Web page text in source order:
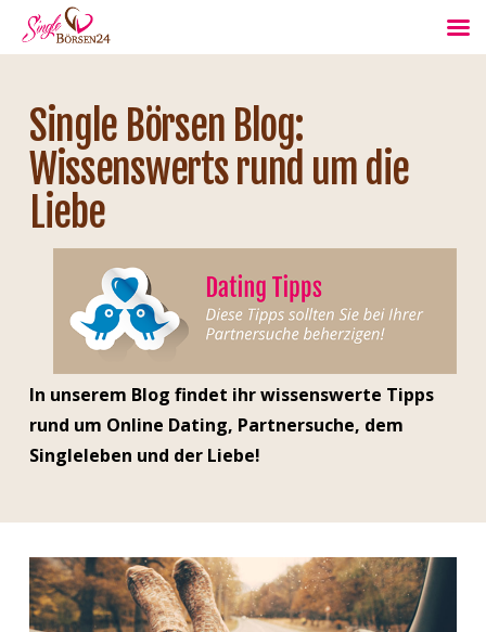
Single Börsen Blog:
Wissenswerts rund um die
Liebe
In unserem Blog findet ihr wissenswerte Tipps
rund um Online Dating, Partnersuche, dem
Singleleben und der Liebe!